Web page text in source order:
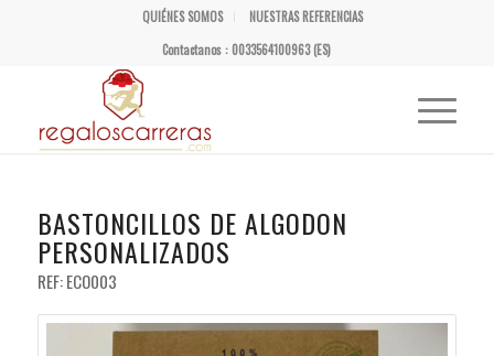
QUIÉNES SOMOS
NUESTRAS REFERENCIAS
Contactanos : 0033564100963 (ES)
BASTONCILLOS DE ALGODON
PERSONALIZADOS
REF: ECO003